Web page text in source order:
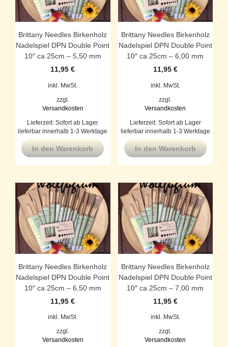
Brittany Needles Birkenholz
Nadelspiel DPN Double Point
10″ ca 25cm – 5,50 mm
11,95€
inkl. MwSt.
zzgl.
Versandkosten
Lieferzeit:Sofort ab Lager
lieferbar innerhalb 1-3 Werktage
In den Warenkorb
Brittany Needles Birkenholz
Nadelspiel DPN Double Point
10″ ca 25cm – 6,00 mm
11,95 €
inkl. MwSt.
zzgl.
Versandkosten
Lieferzeit: Sofort ab Lager
lieferbar innerhalb 1-3 Werktage
In den Warenkorb
Brittany Needles Birkenholz
Nadelspiel DPN Double Point
10″ ca 25cm – 6,50 mm
11,95€
inkl. MwSt.
zzgl.
Versandkosten
Brittany Needles Birkenholz
Nadelspiel DPN Double Point
10″ ca 25cm – 7,00 mm
11,95 €
inkl. MwSt.
zzgl.
Versandkosten